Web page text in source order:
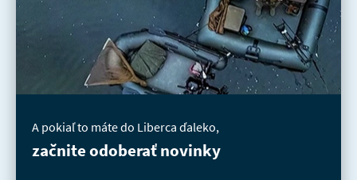
A pokiaľ to máte do Liberca ďaleko,
začnite odoberať novinky